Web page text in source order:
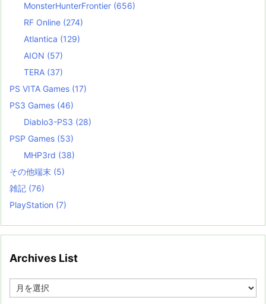
MonsterHunterFrontier (656)
RF Online (274)
Atlantica (129)
AION (57)
TERA (37)
PS VITA Games (17)
PS3 Games (46)
Diablo3-PS3 (28)
PSP Games (53)
MHP3rd (38)
その他端末 (5)
雑記 (76)
PlayStation (7)
Archives List